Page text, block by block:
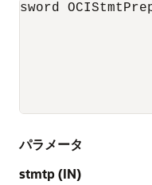
sword
パラメータ
stmtp(IN)